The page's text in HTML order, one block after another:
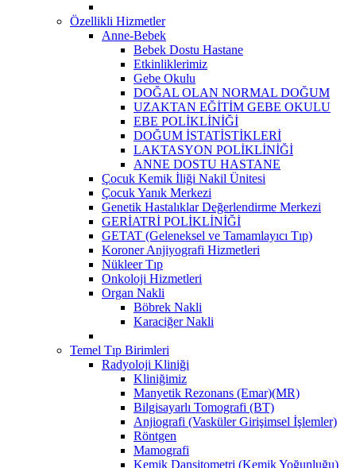
Özellikli Hizmetler
Anne-Bebek
Bebek Dostu Hastane
Etkinliklerimiz
Gebe Okulu
DOĞAL OLAN NORMAL DOĞUM
UZAKTAN EĞİTİM GEBE OKULU
EBE POLİKLİNİĞİ
DOĞUM İSTATİSTİKLERİ
LAKTASYON POLİKLİNİĞİ
ANNE DOSTU HASTANE
Çocuk Kemik İliği Nakil Ünitesi
Çocuk Yanık Merkezi
Genetik Hastalıklar Değerlendirme Merkezi
GERİATRİ POLİKLİNİĞİ
GETAT (Geleneksel ve Tamamlayıcı Tıp)
Koroner Anjiyografi Hizmetleri
Nükleer Tıp
Onkoloji Hizmetleri
Organ Nakli
Böbrek Nakli
Karaciğer Nakli
Temel Tıp Birimleri
Radyoloji Kliniği
Kliniğimiz
Manyetik Rezonans (Emar)(MR)
Bilgisayarlı Tomografi (BT)
Anjiografi (Vasküler Girişimsel İşlemler)
Röntgen
Mamografi
Kemik Dansitometri (Kemik Yoğunluğu)